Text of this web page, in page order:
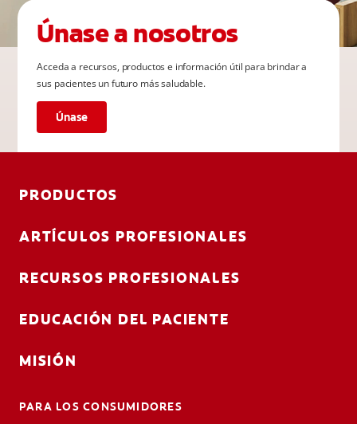
Únase a nosotros
Acceda a recursos, productos e información útil para brindar a
sus pacientes un futuro más saludable.
Únase
PRODUCTOS
ARTÍCULOS PROFESIONALES
RECURSOS PROFESIONALES
EDUCACIÓN DEL PACIENTE
MISIÓN
PARA LOS CONSUMIDORES